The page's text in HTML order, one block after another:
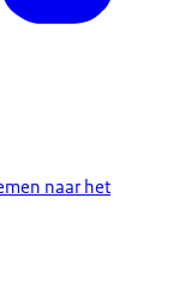
naar het